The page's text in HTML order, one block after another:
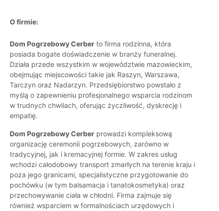
O firmie:
Dom Pogrzebowy Cerber to firma rodzinna, która
posiada bogate doświadczenie w branży funeralnej.
Działa przede wszystkim w województwie mazowieckim,
obejmując miejscowości takie jak Raszyn, Warszawa,
Tarczyn oraz Nadarzyn. Przedsiębiorstwo powstało z
myślą o zapewnieniu profesjonalnego wsparcia rodzinom
w trudnych chwilach, oferując życzliwość, dyskrecję i
empatię.
Dom Pogrzebowy Cerber prowadzi kompleksową
organizację ceremonii pogrzebowych, zarówno w
tradycyjnej, jak i kremacyjnej formie. W zakres usług
wchodzi całodobowy transport zmarłych na terenie kraju i
poza jego granicami, specjalistyczne przygotowanie do
pochówku (w tym balsamacja i tanatokosmetyka) oraz
przechowywanie ciała w chłodni. Firma zajmuje się
również wsparciem w formalnościach urzędowych i